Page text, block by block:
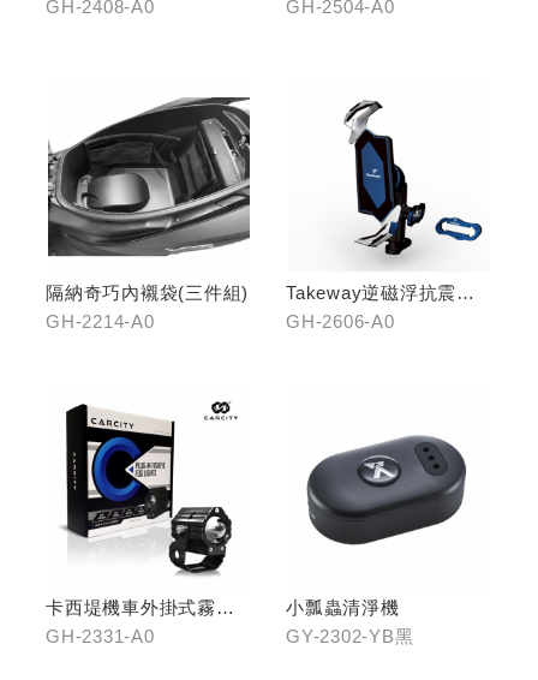
物架
GH-2408-A0 記錄器
GH-2504-A0
隔納奇巧內襯袋(三件組)
GH-2214-A0
Takeway逆磁浮抗震手
機架
GH-2606-A0
卡西堤機車外掛式霧燈
組(雙燈)
GH-2331-A0
小瓢蟲清淨機
GY-2302-YB黑